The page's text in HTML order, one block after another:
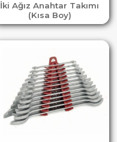
İki Ağız Anahtar Takımı
(Kısa Boy)